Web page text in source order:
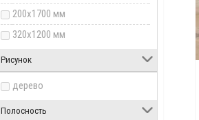
200x1700 мм
320x1200 мм
Рисунок
дерево
Полосность